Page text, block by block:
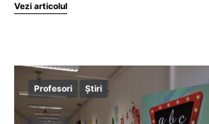
Vezi articolul
Profesori Știri